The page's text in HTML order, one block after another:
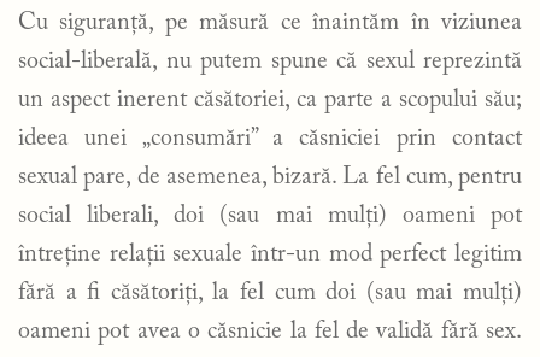
Cu siguranță, pe măsură ce înaintăm în viziunea
social-liberală, nu putem spune că sexul reprezintă
un aspect inerent căsătoriei, ca parte a scopului său;
ideea unei „consumări” a căsniciei prin contact
sexual pare, de asemenea, bizară. La fel cum, pentru
social liberali, doi (sau mai mulți) oameni pot
întreține relații sexuale într-un mod perfect legitim
fără a fi căsătoriți, la fel cum doi (sau mai mulți)
oameni pot avea o căsnicie la fel de validă fără sex.